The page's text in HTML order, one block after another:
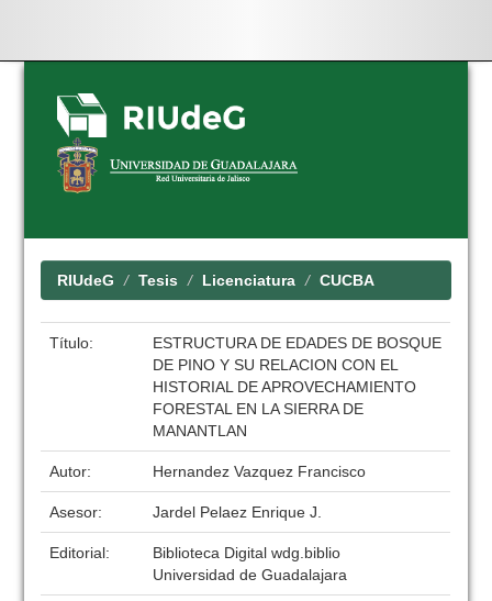
Skip
navigation
RIUdeG Tesis Licenciatura CUCBA
Título:
ESTRUCTURA DE EDADES DE BOSQUE
DE PINO Y SU RELACION CON EL
HISTORIAL DE APROVECHAMIENTO
FORESTAL EN LA SIERRA DE
MANANTLAN
Autor: Hernandez Vazquez Francisco
Asesor: Jardel Pelaez Enrique J.
Editorial:
Biblioteca Digital wdg.biblio
Universidad de Guadalajara